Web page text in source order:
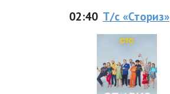
02:40 Т/с «Сториз»